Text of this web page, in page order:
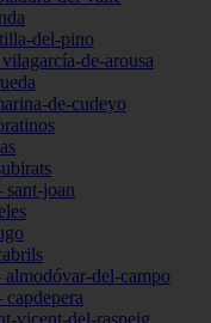
del-pino
de-arousa
de-cudeyo
sant-joan
almodóvar-del-campo
capdepera
vicent-del-raspeig